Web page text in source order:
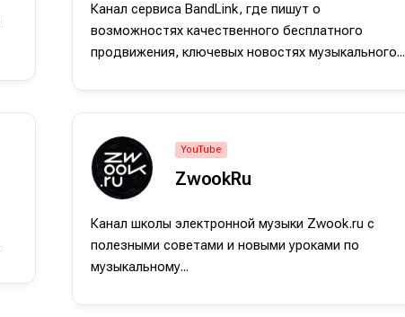
Канал сервиса BandLink, где пишут о
возможностях качественного бесплатного
продвижения, ключевых новостях музыкального...
YouTube
ZwookRu
Канал школы электронной музыки Zwook.ru с
полезными советами и новыми уроками по
музыкальному...